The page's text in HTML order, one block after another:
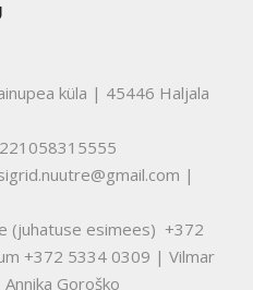
küla | 45446 Haljala
|
(juhatuse esimees) +372
+372 5334 0309 | Vilmar
Goroško